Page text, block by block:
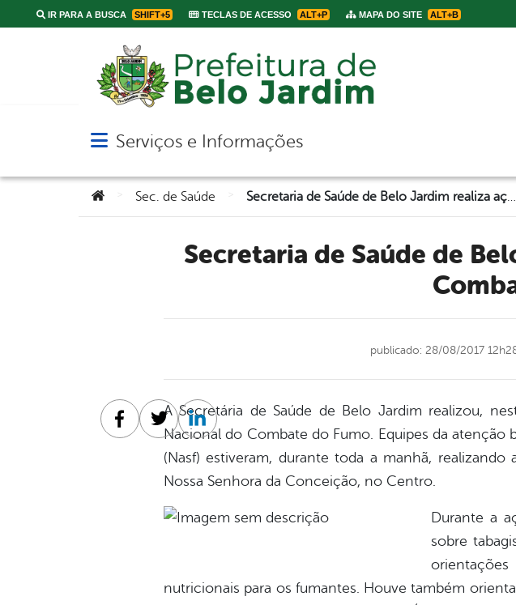
IR PARA A BUSCA SHIFT+5 TECLAS DE ACESSO ALT+P MAPA DO SITE ALT+B
Abrir menu principal de navegação
Serviços e Informações
Você está aqui:Sec. de Saúde
Secretaria de Saúde de Belo Jardim realiza ações no Dia de
publicado: 28/08/2017
A Secretária de Saúde de Belo Jardim realizou,
Nacional do Combate do Fumo. Equipes da atenção
(Nasf) estiveram, durante toda a manhã,
Nossa Senhora da Conceição, no Centro.
Durante a
sobre
nutricionais para os fumantes. Houve também
Facebook
TwitterLinkedin